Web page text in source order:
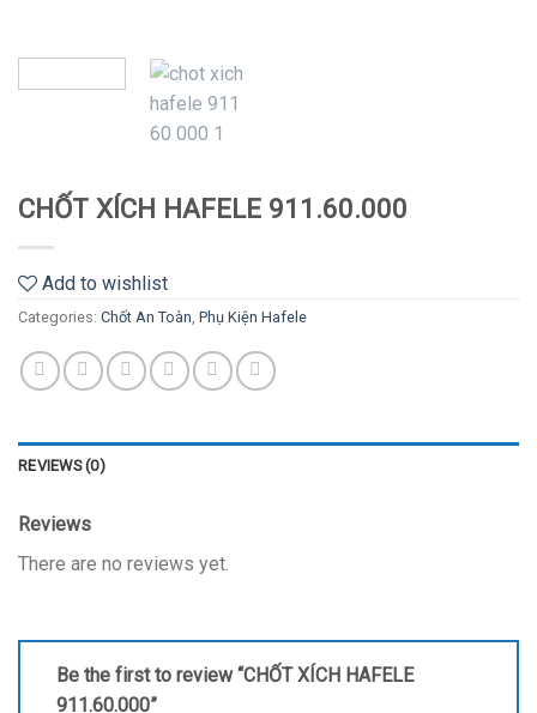
CHỐT XÍCH HAFELE 911.60.000
Add to wishlist
Categories: Chốt An Toàn, Phụ Kiện Hafele
REVIEWS (0)
Reviews
There are no reviews yet.
Be the first to review “CHỐT XÍCH HAFELE
911.60.000”